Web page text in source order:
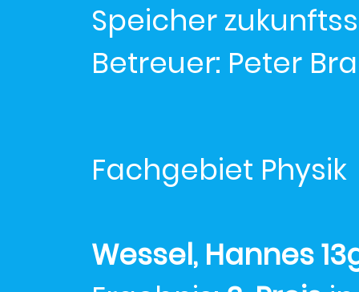
Speicher
Betreuer: Peter
Fachgebiet Physik
Wessel, Hannes